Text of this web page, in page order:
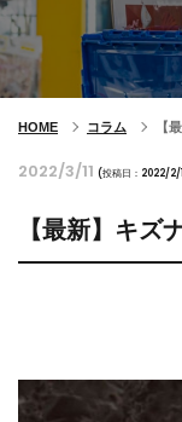
HOME コラム 【
2022/3/11 (投稿日：2022/2/
【最新】キズ